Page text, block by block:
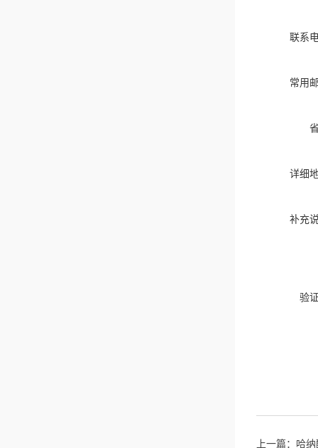
联系
常用
详细
补充
验
上一篇： 哈